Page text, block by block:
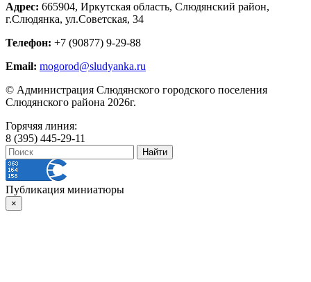
Адрес: 665904, Иркутская область, Слюдянский район,
г.Слюдянка, ул.Советская, 34
Телефон: +7 (90877) 9-29-88
Email: mogorod@sludyanka.ru
© Администрация Слюдянского городского поселения
Слюдянского района 2026г.
Горячяя линия:
8 (395) 445-29-11
Публикация миниатюры
×